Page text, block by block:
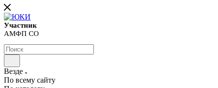
Участник
АМФП СО
Везде
По всему сайту